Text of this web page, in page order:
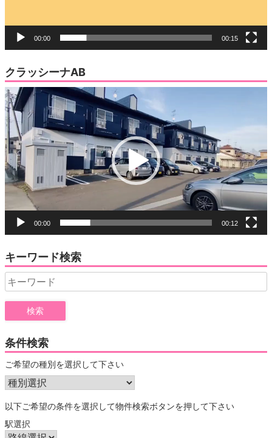
00:00 00:15
クラッシーナAB
動
画
プ
レ
ー
ヤ
ー
00:00 00:12
キーワード検索
Search
for:
条件検索
ご希望の種別を選択して下さい
以下ご希望の条件を選択して物件検索ボタンを押して下さい
駅選択